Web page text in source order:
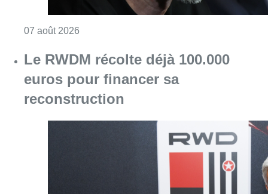
Consulter l'article "Le RWDM récolte déjà
Europa League : Anderlecht s’est